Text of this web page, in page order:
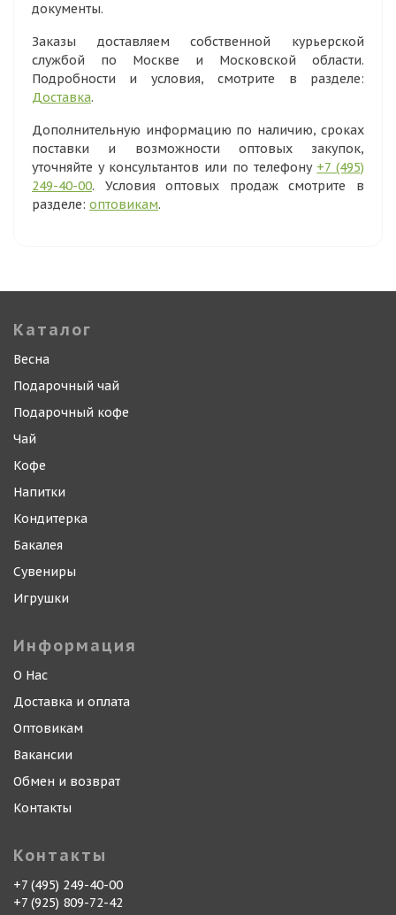
документы.
Заказы доставляем собственной курьерской
службой по Москве и Московской области.
Подробности и условия, смотрите в разделе:
Доставка.
Дополнительную информацию по наличию, сроках
поставки и возможности оптовых закупок,
уточняйте у консультантов или по телефону +7 (495)
249-40-00. Условия оптовых продаж смотрите в
разделе: оптовикам.
Каталог
Весна
Подарочный чай
Подарочный кофе
Чай
Кофе
Напитки
Кондитерка
Бакалея
Сувениры
Игрушки
Информация
О Нас
Доставка и оплата
Оптовикам
Вакансии
Обмен и возврат
Контакты
Контакты
+7 (495) 249-40-00
+7 (925) 809-72-42